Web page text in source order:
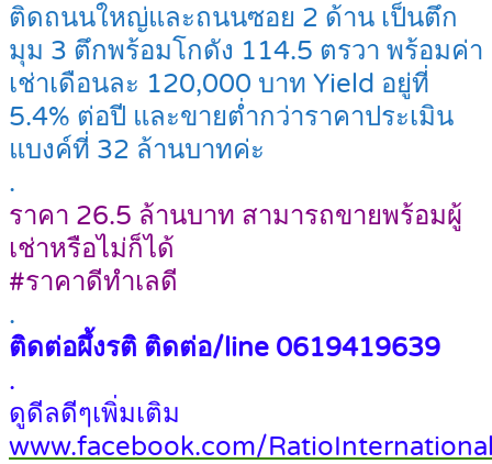
ติดถนนใหญ่และถนนซอย 2 ด้าน เป็นตึก
มุม 3 ตึกพร้อมโกดัง 114.5 ตรวา พร้อมค่า
เช่าเดือนละ 120,000 บาท Yield อยู่ที่
5.4% ต่อปี และขายต่ำกว่าราคาประเมิน
แบงค์ที่ 32 ล้านบาทค่ะ
.
ราคา 26.5 ล้านบาท สามารถขายพร้อมผู้
เช่าหรือไม่ก็ได้
#ราคาดีทำเลดี
.
ติดต่อผึ้งรติ ติดต่อ/line 0619419639
.
ดูดีลดีๆเพิ่มเติม
www.facebook.com/